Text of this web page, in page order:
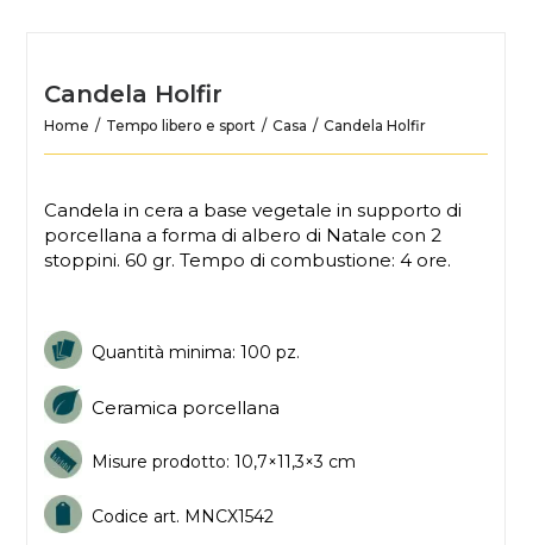
Candela Holfir
Home Tempo libero e sport Casa Candela Holfir
Candela in cera a base vegetale in supporto di
porcellana a forma di albero di Natale con 2
stoppini. 60 gr. Tempo di combustione: 4 ore.
Quantità minima: 100 pz.
Ceramica porcellana
Misure prodotto: 10,7×11,3×3 cm
Codice art. MNCX1542